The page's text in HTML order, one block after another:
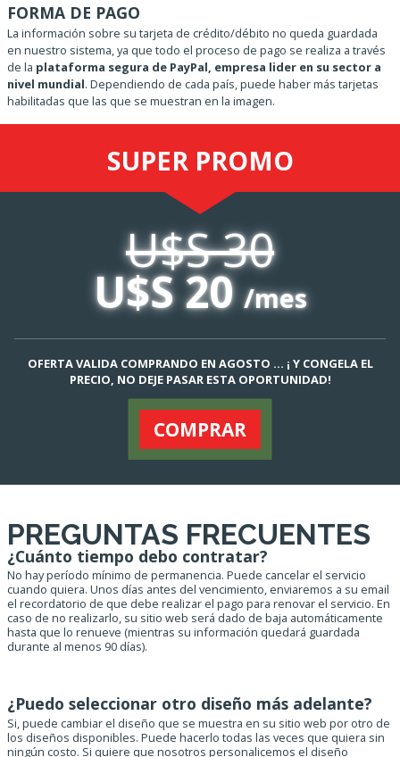
FORMA DE PAGO
La información sobre su tarjeta de crédito/débito no queda guardada
en nuestro sistema, ya que todo el proceso de pago se realiza a través
de la plataforma segura de PayPal, empresa lider en su sector a
nivel mundial. Dependiendo de cada país, puede haber más tarjetas
habilitadas que las que se muestran en la imagen.
SUPER PROMO
U$S 30
U$S 20/mes
OFERTA VALIDA COMPRANDO EN AGOSTO ... ¡ Y CONGELA EL
PRECIO, NO DEJE PASAR ESTA OPORTUNIDAD!
COMPRAR
PREGUNTAS FRECUENTES
¿Cuánto tiempo debo contratar?
No hay período mínimo de permanencia. Puede cancelar el servicio
cuando quiera. Unos días antes del vencimiento, enviaremos a su email
el recordatorio de que debe realizar el pago para renovar el servicio. En
caso de no realizarlo, su sitio web será dado de baja automáticamente
hasta que lo renueve (mientras su información quedará guardada
durante al menos 90 días).
¿Puedo seleccionar otro diseño más adelante?
Si, puede cambiar el diseño que se muestra en su sitio web por otro de
los diseños disponibles. Puede hacerlo todas las veces que quiera sin
ningún costo. Si quiere que nosotros personalicemos el diseño